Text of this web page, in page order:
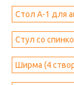
Стол А-1 для
Стул со
Ширма (4